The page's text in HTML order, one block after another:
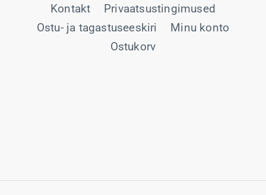
Kontakt
Privaatsustingimused
Ostu- ja tagastuseeskiri
Minu konto
Ostukorv